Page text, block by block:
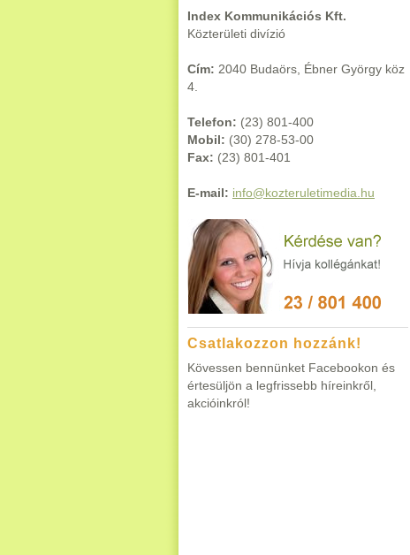
Index Kommunikációs Kft.
Közterületi divízió
Cím: 2040 Budaörs, Ébner György köz
4.
Telefon: (23) 801-400
Mobil: (30) 278-53-00
Fax: (23) 801-401
E-mail: info@kozteruletimedia.hu
Csatlakozzon hozzánk!
Kövessen bennünket Facebookon és
értesüljön a legfrissebb híreinkről,
akcióinkról!